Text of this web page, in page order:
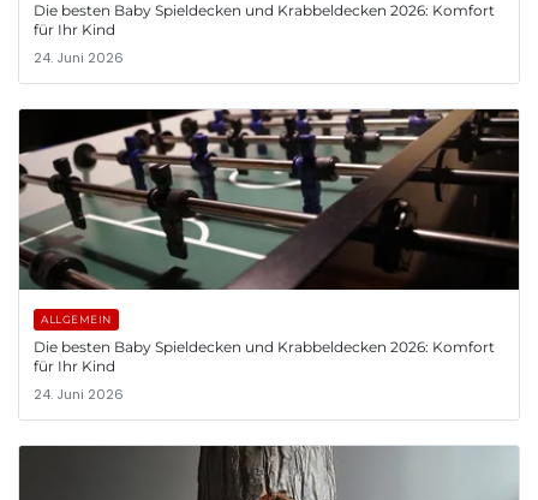
Die besten Baby Spieldecken und Krabbeldecken 2026: Komfort
für Ihr Kind
24. Juni 2026
ALLGEMEIN
Die besten Baby Spieldecken und Krabbeldecken 2026: Komfort
für Ihr Kind
24. Juni 2026